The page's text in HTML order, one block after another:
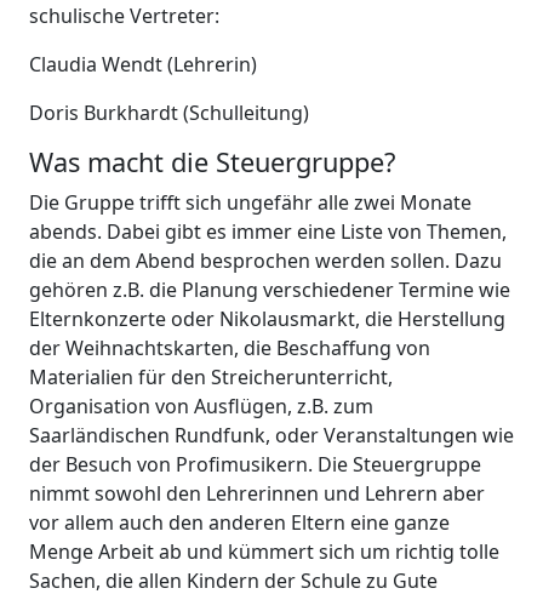
schulische Vertreter:
Claudia Wendt (Lehrerin)
Doris Burkhardt (Schulleitung)
Was macht die Steuergruppe?
Die Gruppe trifft sich ungefähr alle zwei Monate
abends. Dabei gibt es immer eine Liste von Themen,
die an dem Abend besprochen werden sollen. Dazu
gehören z.B. die Planung verschiedener Termine wie
Elternkonzerte oder Nikolausmarkt, die Herstellung
der Weihnachtskarten, die Beschaffung von
Materialien für den Streicherunterricht,
Organisation von Ausflügen, z.B. zum
Saarländischen Rundfunk, oder Veranstaltungen wie
der Besuch von Profimusikern. Die Steuergruppe
nimmt sowohl den Lehrerinnen und Lehrern aber
vor allem auch den anderen Eltern eine ganze
Menge Arbeit ab und kümmert sich um richtig tolle
Sachen, die allen Kindern der Schule zu Gute